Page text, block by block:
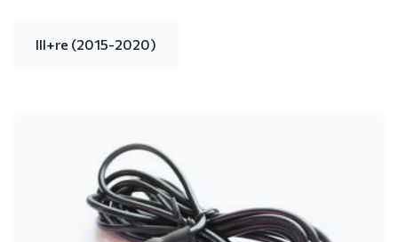
III+re (2015-2020)